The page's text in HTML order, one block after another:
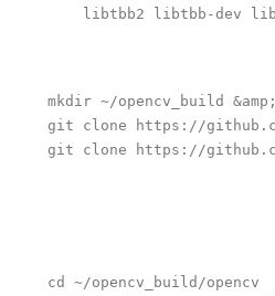
mkdir ~/opencv_build
git clone https://
cd ~/opencv_build/opencv